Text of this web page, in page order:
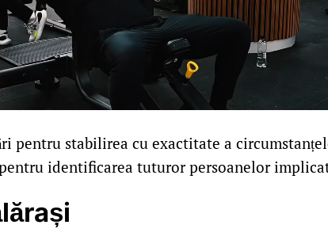
pentru stabilirea cu exactitate a
identificarea tuturor persoanelor